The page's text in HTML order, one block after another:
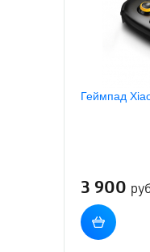
Геймпад
3 900